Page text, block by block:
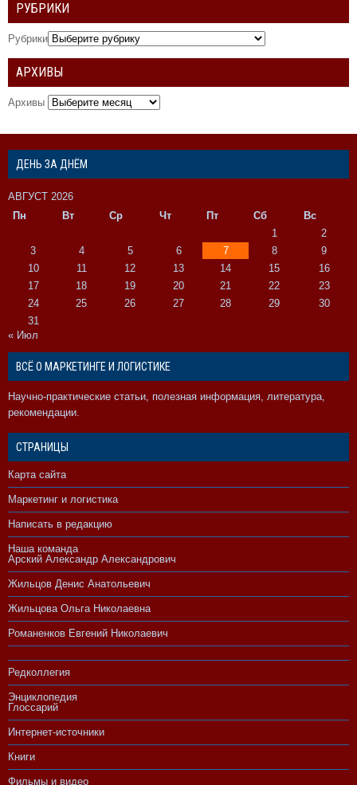
РУБРИКИ
Рубрики
АРХИВЫ
Архивы
ДЕНЬ ЗА ДНЁМ
АВГУСТ 2026
Пн
Вт Ср Чт Пт Сб
Вс
1
2
3
4 5 6 7 8
9
10
11 12 13 14 15
16
17
18 19 20 21 22
23
24
25 26 27 28 29
30
31
« Июл
ВСЁ О МАРКЕТИНГЕ И ЛОГИСТИКЕ
Научно-практические статьи, полезная информация, литература,
рекомендации.
СТРАНИЦЫ
Карта сайта
Маркетинг и логистика
Написать в редакцию
Наша команда
Арский Александр Александрович
Жильцов Денис Анатольевич
Жильцова Ольга Николаевна
Романенков Евгений Николаевич
Редколлегия
Энциклопедия
Глоссарий
Интернет-источники
Книги
Фильмы и видео